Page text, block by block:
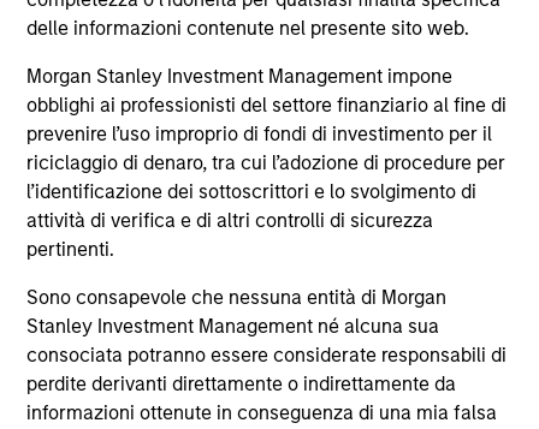
delle informazioni contenute nel presente sito web.
Morgan Stanley Investment Management impone
obblighi ai professionisti del settore finanziario al fine di
prevenire l’uso improprio di fondi di investimento per il
riciclaggio di denaro, tra cui l’adozione di procedure per
l’identificazione dei sottoscrittori e lo svolgimento di
attività di verifica e di altri controlli di sicurezza
pertinenti.
Sono consapevole che nessuna entità di Morgan
Stanley Investment Management né alcuna sua
consociata potranno essere considerate responsabili di
perdite derivanti direttamente o indirettamente da
informazioni ottenute in conseguenza di una mia falsa
all’emissione e al rimborso delle azioni. La fonte di tutti i
Investment Management Limited (“MSIM Ltd”).
Il valore degli investimenti e i proventi da essi derivanti
possono aumentare come diminuire e un investitore può
non
recuperare l'importo investito.
I dati di performance per i comparti con track record
inferiore a un anno non sono illustrati. Le performance sono
calcolate al netto delle commissioni. I dati di performance
da inizio anno non sono annualizzati. Le performance di
altre classi di azioni, se disponibili, potrebbero essere
diverse. Prima di investire si consiglia di valutare
attentamente gli obiettivi d’investimento, i rischi, le
commissioni e le spese del comparto.